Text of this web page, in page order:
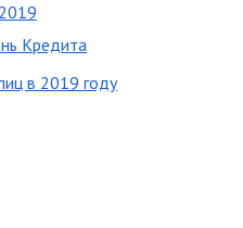
Кредита
в 2019 году